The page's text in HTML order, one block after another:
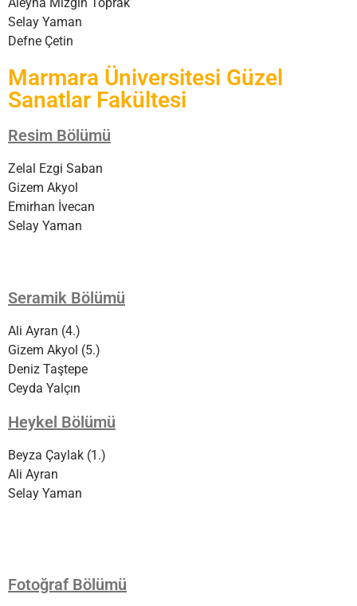
Aleyna Mizgin Toprak
Selay Yaman
Defne Çetin
Marmara Üniversitesi Güzel
Sanatlar Fakültesi
Resim Bölümü
Zelal Ezgi Saban
Gizem Akyol
Emirhan İvecan
Selay Yaman
Seramik Bölümü
Ali Ayran (4.)
Gizem Akyol (5.)
Deniz Taştepe
Ceyda Yalçın
Heykel Bölümü
Beyza Çaylak (1.)
Ali Ayran
Selay Yaman
Fotoğraf Bölümü